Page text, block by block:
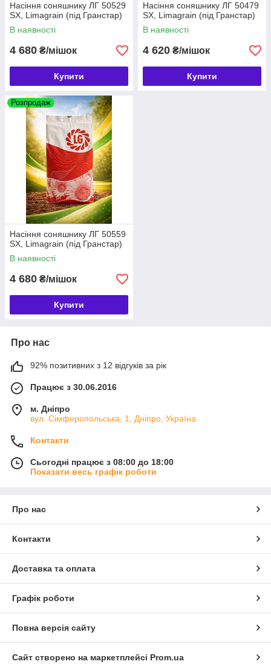
Насіння соняшнику ЛГ 50529
SX, Limagrain (під Гранстар)
В наявності
4 680 ₴/мішок
Купити
Насіння соняшнику ЛГ 50479
SX, Limagrain (під Гранстар)
В наявності
4 620 ₴/мішок
Купити
Розпродаж
Насіння соняшнику ЛГ 50559
SX, Limagrain (під Гранстар)
В наявності
4 680 ₴/мішок
Купити
Про нас
92% позитивних з 12 відгуків за рік
Працює з 30.06.2016
м. Дніпро
вул. Сімферопольська, 1, Дніпро, Україна
Контакти
Сьогодні працює з 08:00 до 18:00
Показати весь графік роботи
Про нас
Контакти
Доставка та оплата
Графік роботи
Повна версія сайту
Сайт створено на маркетплейсі Prom.ua